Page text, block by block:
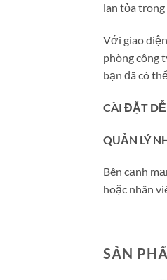
lan tỏa
Với giao
phòng công
bạn đã có
CÀI ĐẶT
QUẢN LÝ
Bên cạnh
hoặc nhân
SẢN